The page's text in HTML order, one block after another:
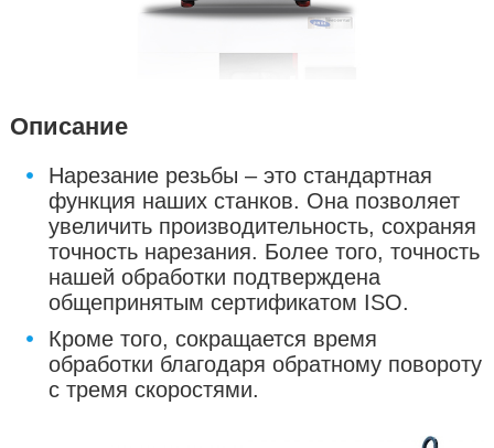
Описание
Нарезание резьбы – это стандартная
функция наших станков. Она позволяет
увеличить производительность, сохраняя
точность нарезания. Более того, точность
нашей обработки подтверждена
общепринятым сертификатом ISO.
Кроме того, сокращается время
обработки благодаря обратному повороту
с тремя скоростями.